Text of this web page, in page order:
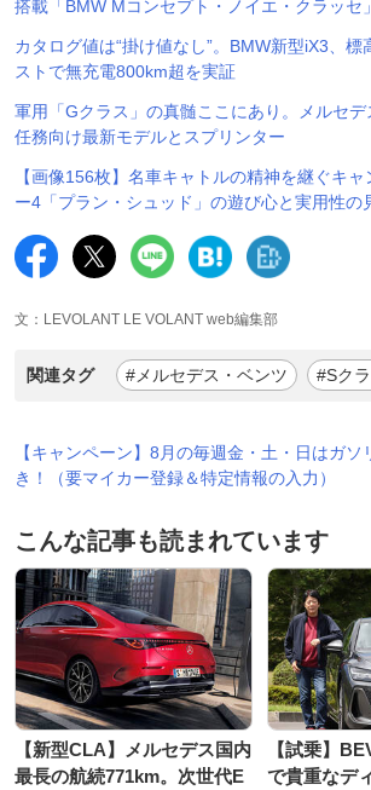
搭載「BMW Mコンセプト・ノイエ・クラッセ
カタログ値は“掛け値なし”。BMW新型iX3、
ストで無充電800km超を実証
軍用「Gクラス」の真髄ここにあり。メルセ
任務向け最新モデルとスプリンター
【画像156枚】名車キャトルの精神を継ぐキ
ー4「プラン・シュッド」の遊び心と実用性の
文：LEVOLANT LE VOLANT web編集部
関連タグ #メルセデス・ベンツ #Sク
【キャンペーン】8月の毎週金・土・日はガソ
き！（要マイカー登録＆特定情報の入力）
こんな記事も読まれています
【新型CLA】メルセデス国内
最長の航続771km。次世代E
【試乗】
で貴重なデ